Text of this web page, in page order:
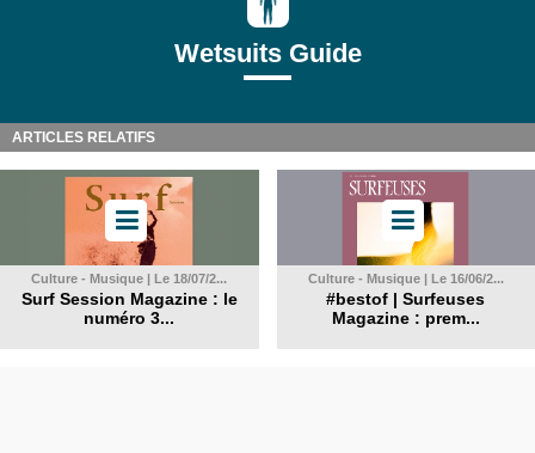
Wetsuits Guide
ARTICLES RELATIFS
Culture - Musique | Le 18/07/2...
Surf Session Magazine : le
numéro 3...
Culture - Musique | Le 16/06/2...
#bestof | Surfeuses
Magazine : prem...